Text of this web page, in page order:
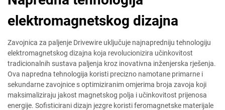
elektromagnetskog dizajna
Zavojnica za paljenje Drivewire uključuje najnapredniju tehnologiju
elektromagnetskog dizajna koja revolucionizira učinkovitost
tradicionalnih sustava paljenja kroz inovativna inženjerska rješenja.
Ova napredna tehnologija koristi precizno namotane primarne i
sekundarne zavojnice s optimiziranim omjerima broja zavoja koji
maksimaliziraju jakost magnetskog polja i učinkovitost prijenosa
energije. Sofisticirani dizajn jezgre koristi feromagnetske materijale